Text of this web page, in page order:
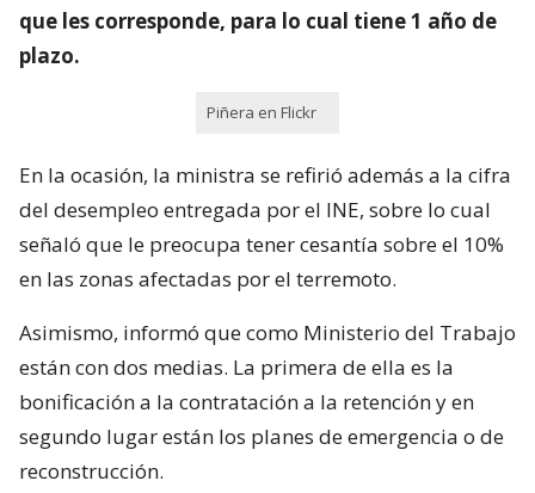
que les corresponde, para lo cual tiene 1 año de
plazo.
Piñera en Flickr
En la ocasión, la ministra se refirió además a la cifra
del desempleo entregada por el INE, sobre lo cual
señaló que le preocupa tener cesantía sobre el 10%
en las zonas afectadas por el terremoto.
Asimismo, informó que como Ministerio del Trabajo
están con dos medias. La primera de ella es la
bonificación a la contratación a la retención y en
segundo lugar están los planes de emergencia o de
reconstrucción.